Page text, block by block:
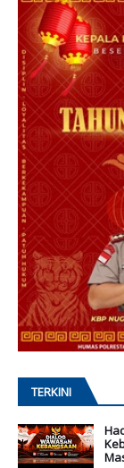
TERKINI